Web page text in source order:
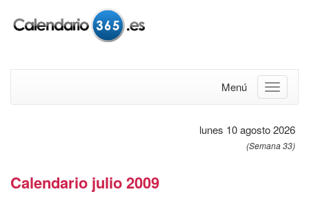
Menú
lunes 10 agosto 2026
(Semana 33)
Calendario julio 2009